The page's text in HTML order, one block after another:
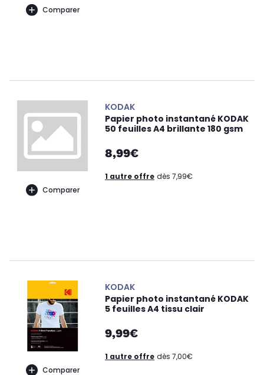
Comparer
Comparer
KODAK
Papier photo instantané KODAK
50 feuilles A4 brillante 180 gsm
8,99€
1 autre offre dès 7,99€
Comparer
KODAK
Papier photo instantané KODAK
5 feuilles A4 tissu clair
9,99€
1 autre offre dès 7,00€